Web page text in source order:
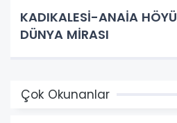
KADIKALESİ-ANAİA
DÜNYA MİRASI
Çok Okunanlar